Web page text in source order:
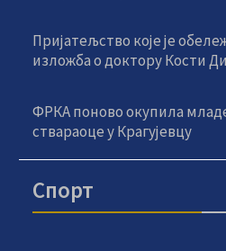
Пријатељство које је
изложба о доктору Кости
ФРКА поново окупила
ствараоце у Крагујевцу
Спорт